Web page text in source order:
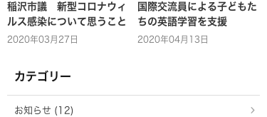
稲沢市議 新型コロナウィ
ルス感染について思うこと
2020年03月27日
国際交流員による子どもた
ちの英語学習を支援
2020年04月13日
カテゴリー
お知らせ (12)